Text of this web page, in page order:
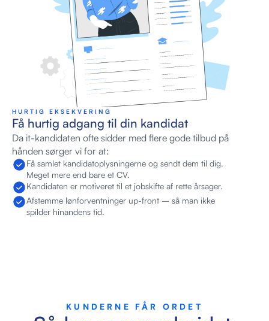
HURTIG EKSEKVERING
Få hurtig adgang til din kandidat
Da it-kandidaten ofte sidder med flere gode tilbud på
hånden sørger vi for at:
Få samlet kandidatoplysningerne og sendt dem til dig.
Meget mere end bare et CV.
Kandidaten er motiveret til et jobskifte af rette årsager.
Afstemme lønforventninger up-front – så man ikke
spilder hinandens tid.
KUNDERNE FÅR ORDET